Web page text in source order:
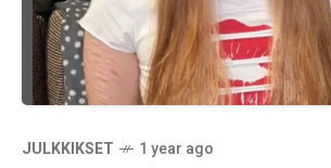
JULKKIKSET 1 year ago